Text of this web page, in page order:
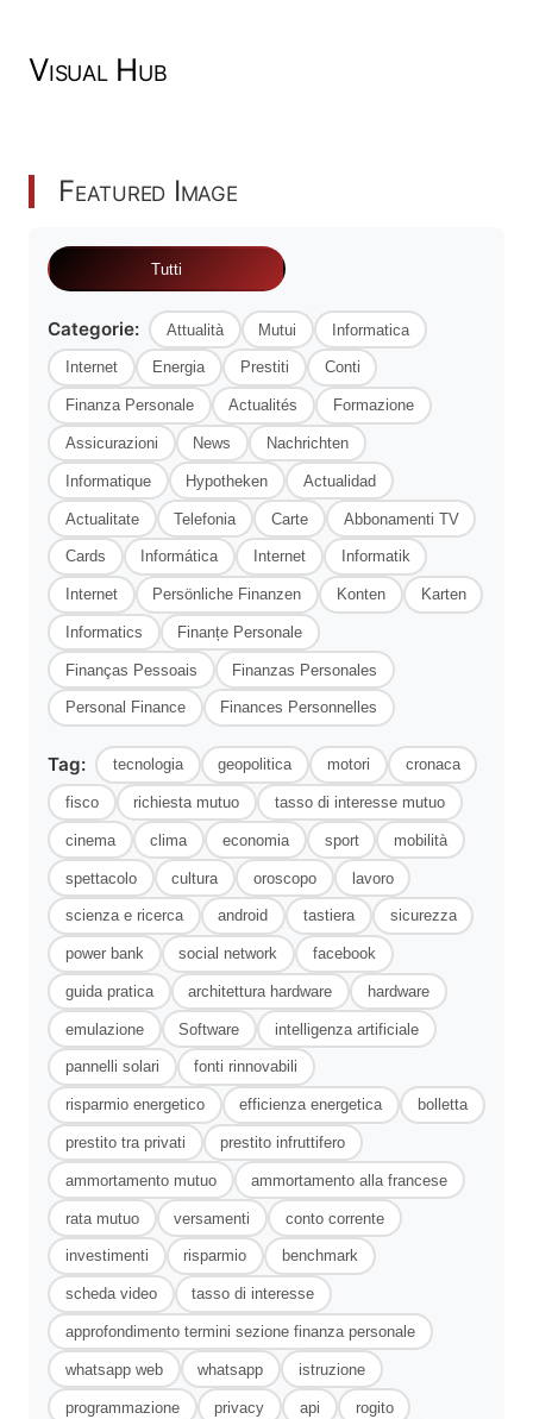
Visual Hub
Featured Image
Tutti
Categorie: Attualità Mutui Informatica
Internet Energia Prestiti Conti
Finanza Personale Actualités Formazione
Assicurazioni News Nachrichten
Informatique Hypotheken Actualidad
Actualitate Telefonia Carte Abbonamenti TV
Cards Informática Internet Informatik
Internet Persönliche Finanzen Konten Karten
Informatics Finanțe Personale
Finanças Pessoais Finanzas Personales
Personal Finance Finances Personnelles
Tag: tecnologia geopolitica motori cronaca
fisco richiesta mutuo tasso di interesse mutuo
cinema clima economia sport mobilità
spettacolo cultura oroscopo lavoro
scienza e ricerca android tastiera sicurezza
power bank social network facebook
guida pratica architettura hardware hardware
emulazione Software intelligenza artificiale
pannelli solari fonti rinnovabili
risparmio energetico efficienza energetica bolletta
prestito tra privati prestito infruttifero
ammortamento mutuo ammortamento alla francese
rata mutuo versamenti conto corrente
investimenti risparmio benchmark
scheda video tasso di interesse
approfondimento termini sezione finanza personale
whatsapp web whatsapp istruzione
programmazione privacy api rogito